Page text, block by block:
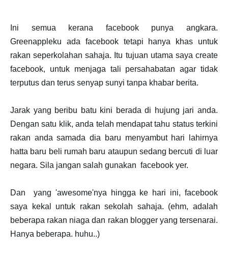
Ini semua kerana facebook punya angkara.
Greenappleku ada facebook tetapi hanya khas untuk
rakan seperkolahan sahaja. Itu tujuan utama saya create
facebook, untuk menjaga tali persahabatan agar tidak
terputus dan terus senyap sunyi tanpa khabar berita.
Jarak yang beribu batu kini berada di hujung jari anda.
Dengan satu klik, anda telah mendapat tahu status terkini
rakan anda samada dia baru menyambut hari lahirnya
hatta baru beli rumah baru ataupun sedang bercuti di luar
negara. Sila jangan salah gunakan facebook yer.
Dan yang 'awesome'nya hingga ke hari ini, facebook
saya kekal untuk rakan sekolah sahaja. (ehm, adalah
beberapa rakan niaga dan rakan blogger yang tersenarai.
Hanya beberapa. huhu..)